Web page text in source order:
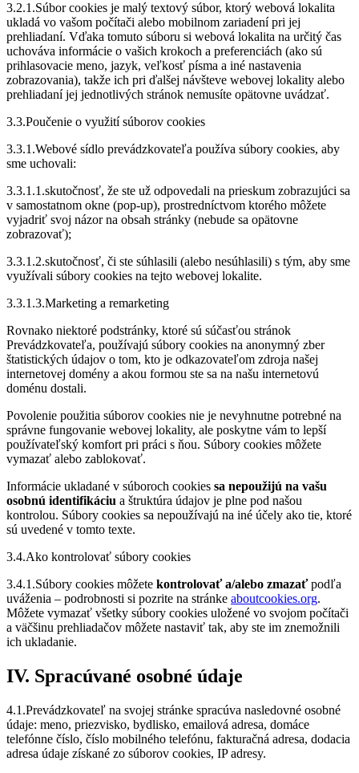
3.2.1.Súbor cookies je malý textový súbor, ktorý webová lokalita
ukladá vo vašom počítači alebo mobilnom zariadení pri jej
prehliadaní. Vďaka tomuto súboru si webová lokalita na určitý čas
uchováva informácie o vašich krokoch a preferenciách (ako sú
prihlasovacie meno, jazyk, veľkosť písma a iné nastavenia
zobrazovania), takže ich pri ďalšej návšteve webovej lokality alebo
prehliadaní jej jednotlivých stránok nemusíte opätovne uvádzať.
3.3.Poučenie o využití súborov cookies
3.3.1.Webové sídlo prevádzkovateľa používa súbory cookies, aby
sme uchovali:
3.3.1.1.skutočnosť, že ste už odpovedali na prieskum zobrazujúci sa
v samostatnom okne (pop-up), prostredníctvom ktorého môžete
vyjadriť svoj názor na obsah stránky (nebude sa opätovne
zobrazovať);
3.3.1.2.skutočnosť, či ste súhlasili (alebo nesúhlasili) s tým, aby sme
využívali súbory cookies na tejto webovej lokalite.
3.3.1.3.Marketing a remarketing
Rovnako niektoré podstránky, ktoré sú súčasťou stránok
Prevádzkovateľa, používajú súbory cookies na anonymný zber
štatistických údajov o tom, kto je odkazovateľom zdroja našej
internetovej domény a akou formou ste sa na našu internetovú
doménu dostali.
Povolenie použitia súborov cookies nie je nevyhnutne potrebné na
správne fungovanie webovej lokality, ale poskytne vám to lepší
používateľský komfort pri práci s ňou. Súbory cookies môžete
vymazať alebo zablokovať.
Informácie ukladané v súboroch cookies sa nepoužijú na vašu
osobnú identifikáciu a štruktúra údajov je plne pod našou
kontrolou. Súbory cookies sa nepoužívajú na iné účely ako tie, ktoré
sú uvedené v tomto texte.
3.4.Ako kontrolovať súbory cookies
3.4.1.Súbory cookies môžete kontrolovať a/alebo zmazaťpodľa
uváženia – podrobnosti si pozrite na stránke aboutcookies.org.
Môžete vymazať všetky súbory cookies uložené vo svojom počítači
a väčšinu prehliadačov môžete nastaviť tak, aby ste im znemožnili
ich ukladanie.
IV. Spracúvané osobné údaje
4.1.Prevádzkovateľ na svojej stránke spracúva nasledovné osobné
údaje: meno, priezvisko, bydlisko, emailová adresa, domáce
telefónne číslo, číslo mobilného telefónu, fakturačná adresa, dodacia
adresa údaje získané zo súborov cookies, IP adresy.